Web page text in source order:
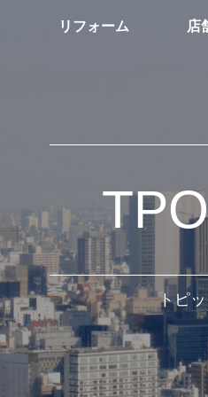
リフォーム 店
トピ